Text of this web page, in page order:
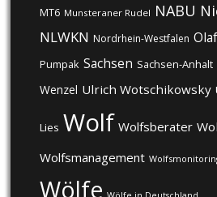
MT6 Munsteraner Rudel NABU
NLWKN Nordrhein-Westfalen
Pumpak Sachsen Sachsen-Anhalt
Wenzel Ulrich Wotschikowsky
Lies Wolf Wolfsberater
Wolfsmanagement
Wölfe